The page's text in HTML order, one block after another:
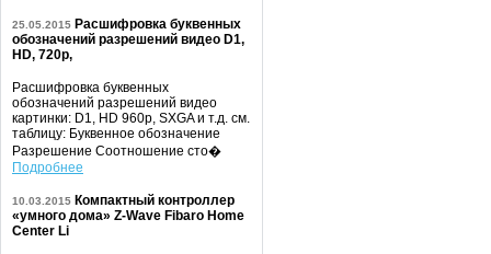
25.05.2015 Расшифровка буквенных
обозначений разрешений видео D1,
HD, 720p,
Расшифровка буквенных
обозначений разрешений видео
картинки: D1, HD 960p, SXGA и т.д. см.
таблицу: Буквенное обозначение
Разрешение Соотношение сто�
Подробнее
10.03.2015 Компактный контроллер
«умного дома» Z-Wave Fibaro Home
Center Li